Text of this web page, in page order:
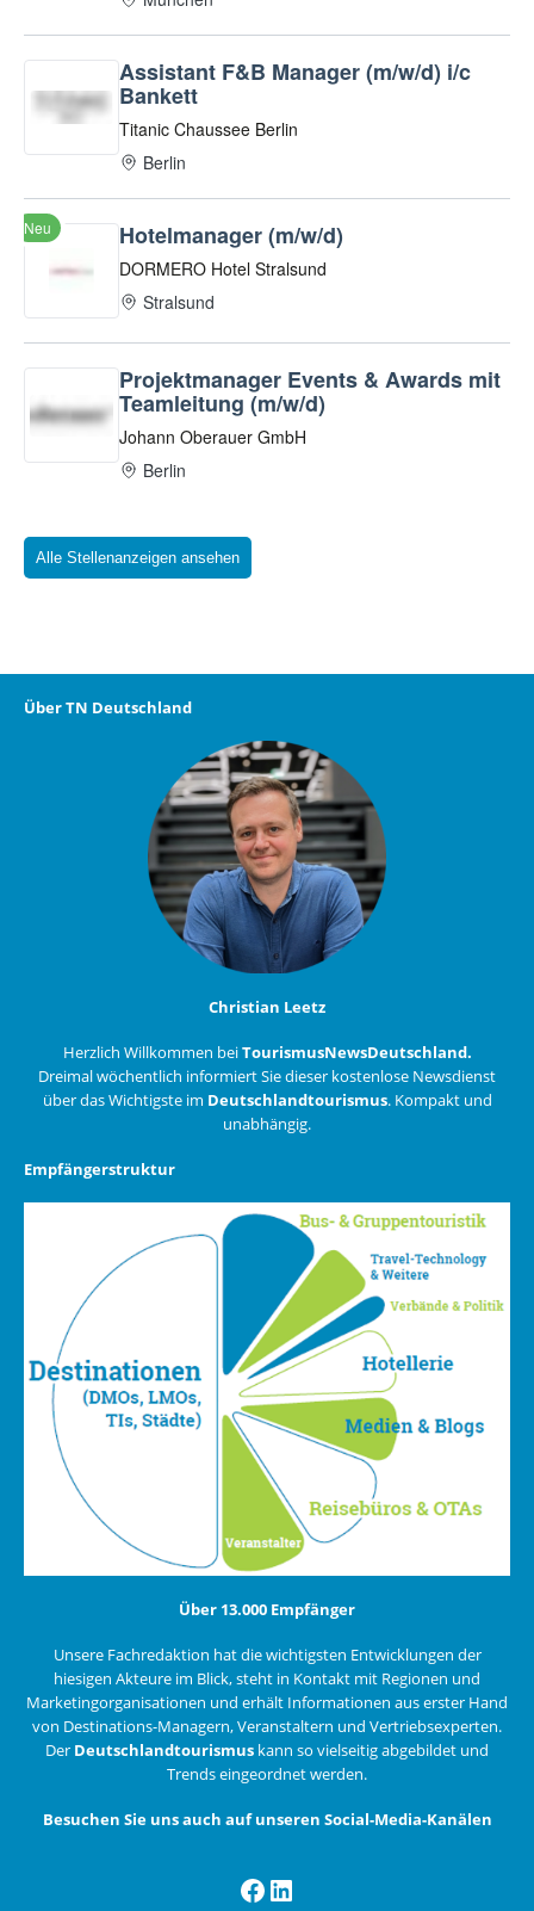
Alle Stellenanzeigen ansehen
Über TN Deutschland
Christian Leetz
Herzlich Willkommen beiTourismusNewsDeutschland.
Dreimal wöchentlich informiert Sie dieser kostenlose Newsdienst
über das Wichtigste im Deutschlandtourismus. Kompakt und
unabhängig.
Empfängerstruktur
Über 13.000 Empfänger
Unsere Fachredaktion hat die wichtigsten Entwicklungen der
hiesigen Akteure im Blick, steht in Kontakt mit Regionen und
Marketingorganisationen und erhält Informationen aus erster Hand
von Destinations-Managern, Veranstaltern und Vertriebsexperten.
Der Deutschlandtourismus kann so vielseitig abgebildet und
Trends eingeordnet werden.
Besuchen Sie uns auch auf unseren Social-Media-Kanälen
Facebook
LinkedIn